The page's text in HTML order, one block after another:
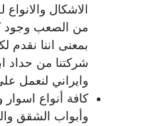
الاشكال
من الصعب وجود
بمعنى اننا نقدم
شركتنا من حداد
وايراني لنعمل
كافة أنواع
وأبواب الشقق